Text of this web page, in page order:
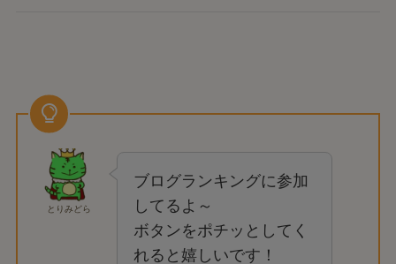
とりみどら
ブログランキングに参加
してるよ～
ボタンをポチッとしてく
れると嬉しいです！